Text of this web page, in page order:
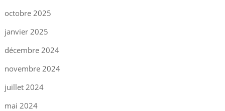
octobre 2025
janvier 2025
décembre 2024
novembre 2024
juillet 2024
mai 2024